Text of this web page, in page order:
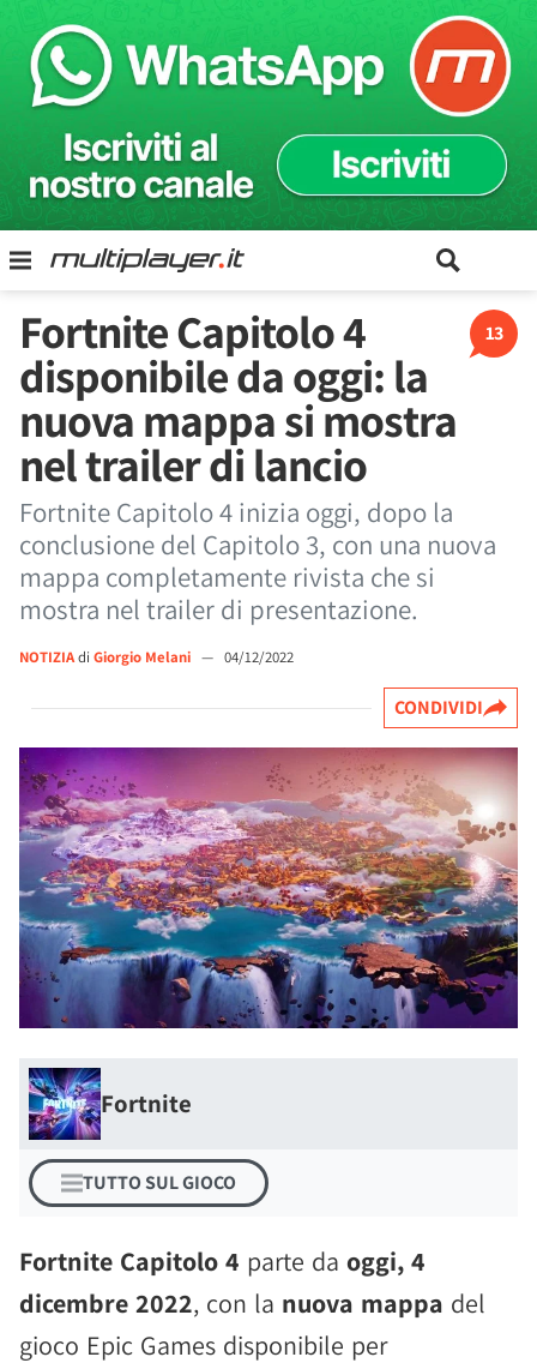
13
Fortnite Capitolo 4
disponibile da oggi: la
nuova mappa si mostra
nel trailer di lancio
Fortnite Capitolo 4 inizia oggi, dopo la
conclusione del Capitolo 3, con una nuova
mappa completamente rivista che si
mostra nel trailer di presentazione.
NOTIZIAdi Giorgio Melani — 04/12/2022
CONDIVIDI
Fortnite
TUTTO SUL GIOCO
Fortnite Capitolo 4 parte da oggi, 4
dicembre 2022, con la nuova mappa del
gioco Epic Games disponibile per